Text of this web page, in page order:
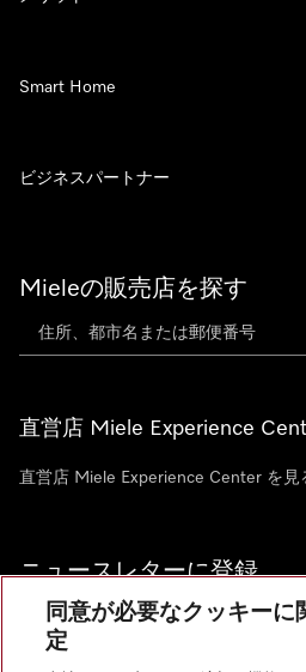
Mieleの販売店を探す
直営店 Miele Experience
直営店 Miele Experience Center を見
ニュースレターに登録
Smart Home
ビジネスパートナー
同意が必要なクッキーに
定